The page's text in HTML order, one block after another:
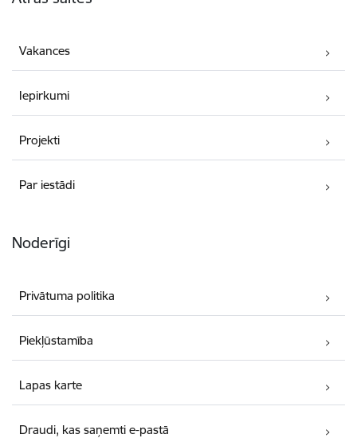
Vakances
Iepirkumi
Projekti
Par iestādi
Noderīgi
Privātuma politika
Piekļūstamība
Lapas karte
Draudi, kas saņemti e-pastā